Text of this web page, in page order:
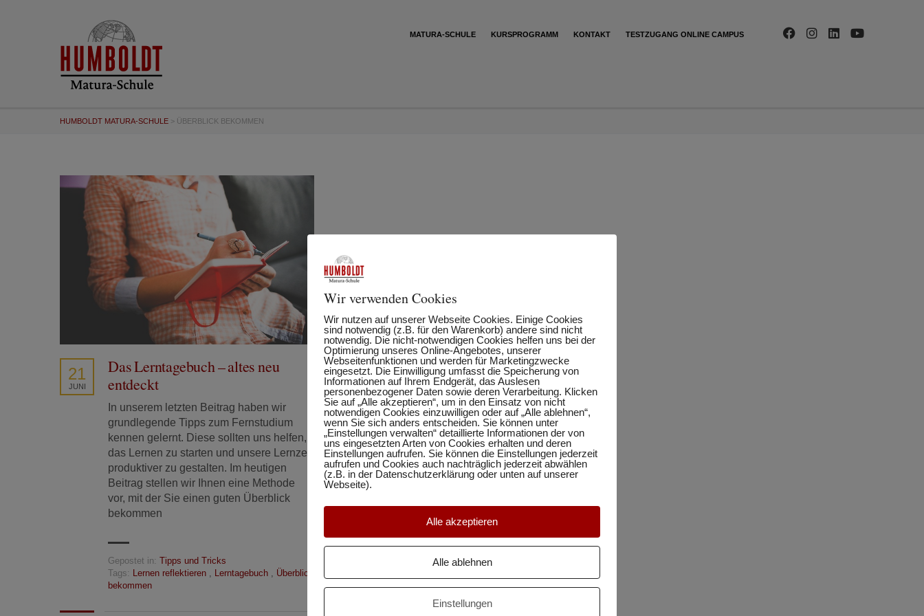
MATURA-SCHULE KURSPROGRAMM KONTAKT TESTZUGANG ONLINE CAMPUS
HUMBOLDT MATURA-SCHULE > ÜBERBLICK BEKOMMEN
Das Lerntagebuch – altes neu
entdeckt
21
JUNI
In unserem letzten Beitrag haben wir
grundlegende Tipps zum Fernstudium
kennen gelernt. Diese sollten uns helfen,
das Lernen zu starten und unsere Lernzeit
produktiver zu gestalten. Im heutigen
Beitrag stellen wir Ihnen eine Methode
vor, mit der Sie einen guten Überblick
bekommen
Gepostet in: Tipps und Tricks
Tags: Lernen reflektieren , Lerntagebuch , Überblick
bekommen
Wir verwenden Cookies
Wir nutzen auf unserer Webseite Cookies. Einige Cookies
sind notwendig (z.B. für den Warenkorb) andere sind nicht
notwendig. Die nicht-notwendigen Cookies helfen uns bei der
Optimierung unseres Online-Angebotes, unserer
Webseitenfunktionen und werden für Marketingzwecke
eingesetzt. Die Einwilligung umfasst die Speicherung von
Informationen auf Ihrem Endgerät, das Auslesen
personenbezogener Daten sowie deren Verarbeitung. Klicken
Sie auf „Alle akzeptieren“, um in den Einsatz von nicht
notwendigen Cookies einzuwilligen oder auf „Alle ablehnen“,
wenn Sie sich anders entscheiden. Sie können unter
„Einstellungen verwalten“ detaillierte Informationen der von
uns eingesetzten Arten von Cookies erhalten und deren
Einstellungen aufrufen. Sie können die Einstellungen jederzeit
aufrufen und Cookies auch nachträglich jederzeit abwählen
(z.B. in der Datenschutzerklärung oder unten auf unserer
Webseite).
Alle akzeptieren
Alle ablehnen
Einstellungen